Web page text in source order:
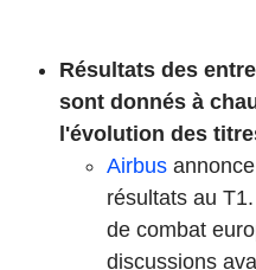
Résultats des
sont donnés à
l'évolution des
Airbus
résultats au
de combat
discussions